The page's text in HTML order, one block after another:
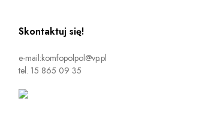
Skontaktuj się!
e-mail:komfopolpol@vp.pl
tel. 15 865 09 35